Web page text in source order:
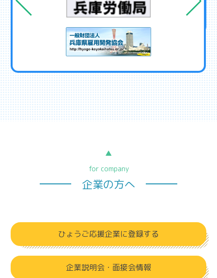
▲
for company
企業の方へ
ひょうご応援企業に登録する
企業説明会・面接会情報